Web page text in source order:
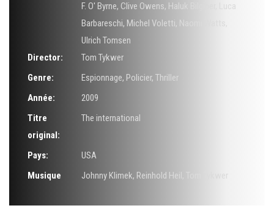
F. O' Byrne, Clive Owens, Haluk Bilginer
Luca
Barbareschi, Michel Voletti, Naomi Watts
Ulrich Tomsen
Director:
Tom Tykwer
Genre:
Espionnage, Policier, Thriller
Année:
2009
Titre
original:
The international
Pays:
USA
Musique
Johnny Klimek, Reinhold Heil